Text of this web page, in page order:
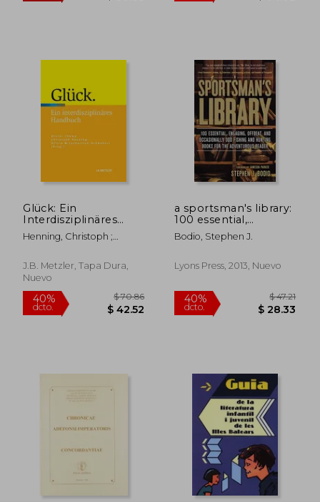
dcto.
45%
dcto.
45%
dcto.
40%
dcto.
Glück: Ein
Interdisziplinäres
Handbuch (en
Alemán)
Henning, Christoph ;
Mitscherlich-Schönherr,
Olivia
J.B. Metzler, Tapa Dura,
Nuevo
a sportsman's library:
100 essential,
engaging, offbeat,
and occasionally odd
books for the
Bodio, Stephen J.
Lyons Press, 2013, Nuevo